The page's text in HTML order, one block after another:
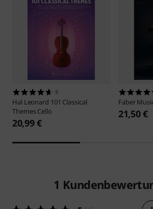
5
Hal Leonard 101 Classical
Themes Cello
20,99 €
Faber
21,50 €
1